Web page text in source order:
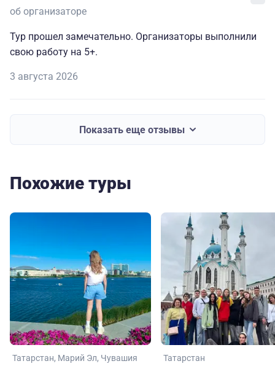
об организаторе
Тур прошел замечательно. Организаторы выполнили
свою работу на 5+.
3 августа 2026
Показать еще отзывы
Похожие туры
Татарстан Марий Эл Чувашия Татарстан